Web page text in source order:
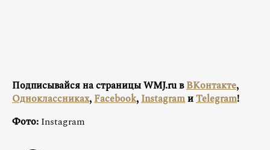
Подписывайся на страницы WMJ.ru вВКонтакте,
Одноклассниках,Facebook,InstagramиTelegram!
Фото: Instagram